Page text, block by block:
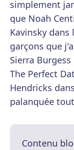
simplement
que Noah
Kavinsky
garçons que
Sierra
The Perfect
Hendricks
palanquée
Contenu